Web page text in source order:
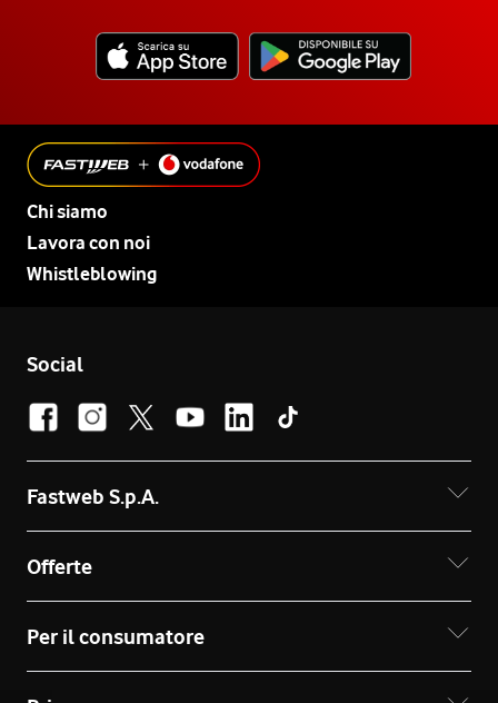
Chi siamo
Lavora con noi
Whistleblowing
Social
Fastweb S.p.A.
Offerte
Per il consumatore